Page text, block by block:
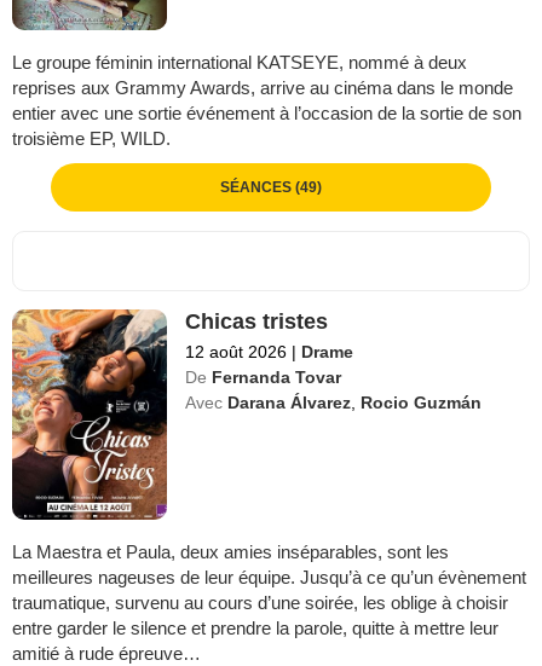
Le groupe féminin international KATSEYE, nommé à deux
reprises aux Grammy Awards, arrive au cinéma dans le monde
entier avec une sortie événement à l’occasion de la sortie de son
troisième EP, WILD.
SÉANCES (49)
Chicas tristes
12 août 2026 | Drame
De Fernanda Tovar
Avec Darana Álvarez, Rocio Guzmán
La Maestra et Paula, deux amies inséparables, sont les
meilleures nageuses de leur équipe. Jusqu’à ce qu’un évènement
traumatique, survenu au cours d’une soirée, les oblige à choisir
entre garder le silence et prendre la parole, quitte à mettre leur
amitié à rude épreuve…